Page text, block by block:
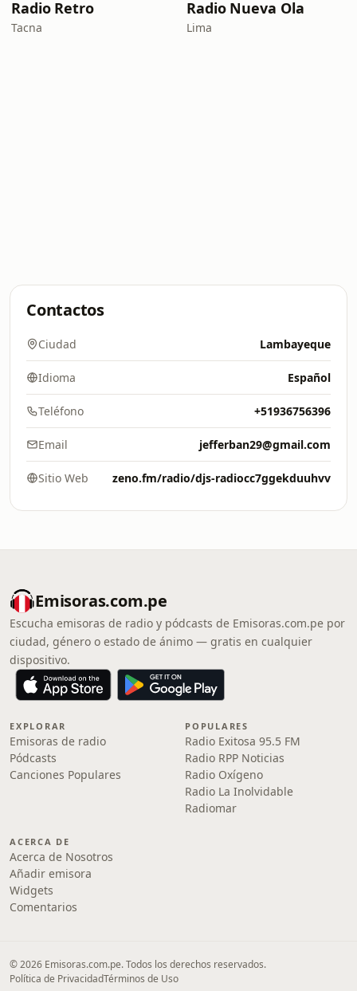
Radio Retro
Tacna
Radio Nueva Ola
Lima
Contactos
Ciudad Lambayeque
Idioma Español
Teléfono +51936756396
Email jefferban29@gmail.com
Sitio Web zeno.fm/radio/djs-radiocc7ggekduuhvv
Emisoras.com.pe
Escucha emisoras de radio y pódcasts de Emisoras.com.pe por
ciudad, género o estado de ánimo — gratis en cualquier
dispositivo.
EXPLORAR
Emisoras de radio
Pódcasts
Canciones Populares
POPULARES
Radio Exitosa 95.5 FM
Radio RPP Noticias
Radio Oxígeno
Radio La Inolvidable
Radiomar
ACERCA DE
Acerca de Nosotros
Añadir emisora
Widgets
Comentarios
© 2026 Emisoras.com.pe. Todos los derechos reservados.
Política de PrivacidadTérminos de Uso